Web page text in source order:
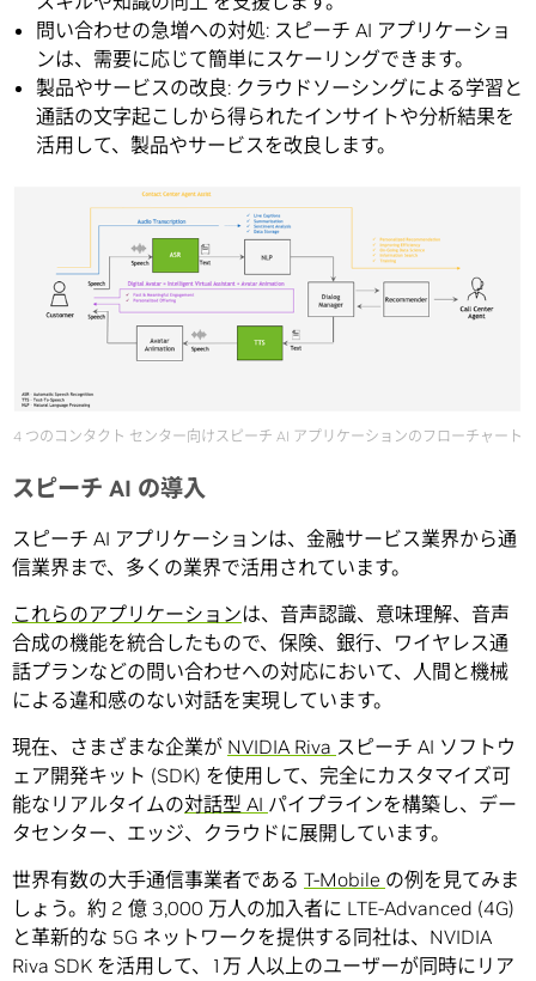
問い合わせの急増への対処: スピーチ AI アプリケーショ
ンは、需要に応じて簡単にスケーリングできます。
製品やサービスの改良: クラウドソーシングによる学習と
通話の文字起こしから得られたインサイトや分析結果を
活用して、製品やサービスを改良します。
4 つのコンタクト センター向けスピーチ AI アプリケーションのフローチャート
スピーチ AI の導入
スピーチ AI アプリケーションは、金融サービス業界から通
信業界まで、多くの業界で活用されています。
これらのアプリケーションは、音声認識、意味理解、音声
合成の機能を統合したもので、保険、銀行、ワイヤレス通
話プランなどの問い合わせへの対応において、人間と機械
による違和感のない対話を実現しています。
現在、さまざまな企業が NVIDIA Riva スピーチ AI ソフトウ
ェア開発キット (SDK) を使用して、完全にカスタマイズ可
能なリアルタイムの対話型 AI パイプラインを構築し、デー
タセンター、エッジ、クラウドに展開しています。
世界有数の大手通信事業者である T-Mobile の例を見てみま
しょう。約 2 億 3,000 万人の加入者に LTE-Advanced (4G)
と革新的な 5G ネットワークを提供する同社は、NVIDIA
Riva SDK を活用して、1万 人以上のユーザーが同時にリア